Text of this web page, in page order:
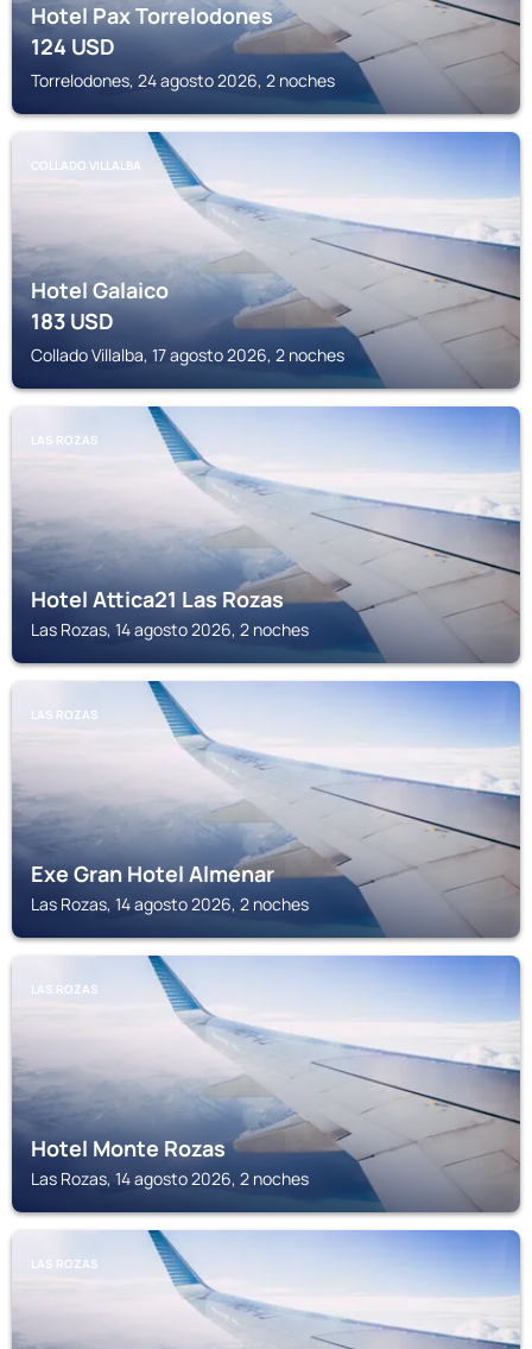
Hotel Pax Torrelodones
124USD
Torrelodones, 24 agosto 2026, 2 noches
COLLADO VILLALBA
Hotel Galaico
183USD
Collado Villalba, 17 agosto 2026, 2 noches
LAS ROZAS
Hotel Attica21 Las Rozas
Las Rozas, 14 agosto 2026, 2 noches
LAS ROZAS
Exe Gran Hotel Almenar
Las Rozas, 14 agosto 2026, 2 noches
LAS ROZAS
Hotel Monte Rozas
Las Rozas, 14 agosto 2026, 2 noches
LAS ROZAS